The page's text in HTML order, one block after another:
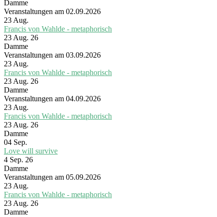
Damme
Veranstaltungen am 02.09.2026
23 Aug.
Francis von Wahlde - metaphorisch
23 Aug. 26
Damme
Veranstaltungen am 03.09.2026
23 Aug.
Francis von Wahlde - metaphorisch
23 Aug. 26
Damme
Veranstaltungen am 04.09.2026
23 Aug.
Francis von Wahlde - metaphorisch
23 Aug. 26
Damme
04 Sep.
Love will survive
4 Sep. 26
Damme
Veranstaltungen am 05.09.2026
23 Aug.
Francis von Wahlde - metaphorisch
23 Aug. 26
Damme